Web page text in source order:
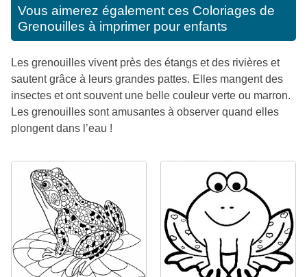
Vous aimerez également ces Coloriages de
Grenouilles à imprimer pour enfants
Les grenouilles vivent près des étangs et des rivières et
sautent grâce à leurs grandes pattes. Elles mangent des
insectes et ont souvent une belle couleur verte ou marron.
Les grenouilles sont amusantes à observer quand elles
plongent dans l’eau !